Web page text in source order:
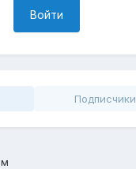
Войти
Подписчики